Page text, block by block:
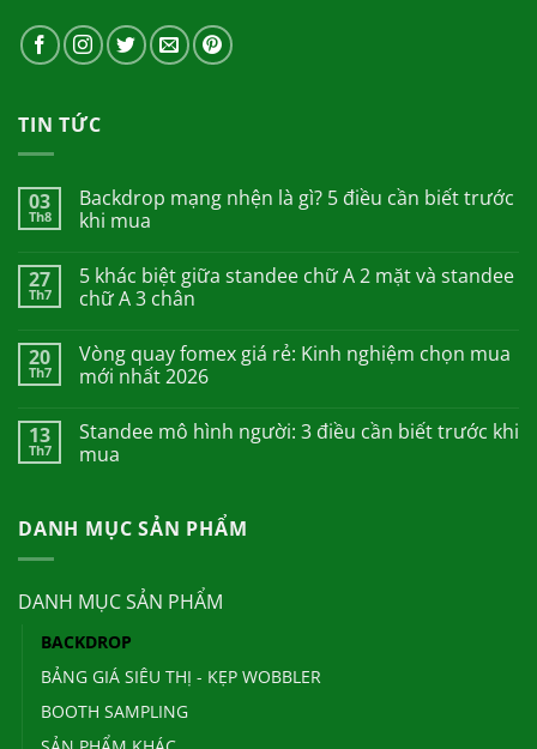
TIN TỨC
03
Th8
Backdrop mạng nhện là gì? 5 điều cần biết trước
khi mua
27
Th7
5 khác biệt giữa standee chữ A 2 mặt và standee
chữ A 3 chân
20
Th7
Vòng quay fomex giá rẻ: Kinh nghiệm chọn mua
mới nhất 2026
13
Th7
Standee mô hình người: 3 điều cần biết trước khi
mua
DANH MỤC SẢN PHẨM
DANH MỤC SẢN PHẨM
BACKDROP
BẢNG GIÁ SIÊU THỊ - KẸP WOBBLER
BOOTH SAMPLING